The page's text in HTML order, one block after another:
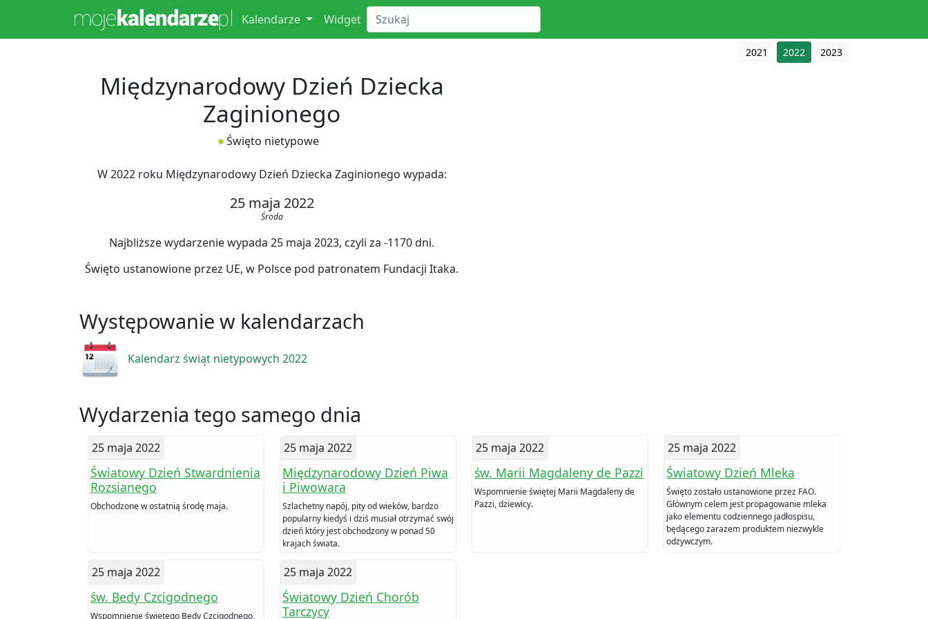
Kalendarze Widget
2021 2022 2023
Międzynarodowy Dzień Dziecka
Zaginionego
Święto nietypowe
W 2022 roku Międzynarodowy Dzień Dziecka Zaginionego wypada:
25 maja 2022
Środa
Najbliższe wydarzenie wypada 25 maja 2023, czyli za -1170 dni.
Święto ustanowione przez UE, w Polsce pod patronatem Fundacji Itaka.
Występowanie w kalendarzach
Kalendarz świąt nietypowych 2022
Wydarzenia tego samego dnia
25 maja 2022
Światowy Dzień Stwardnienia
Rozsianego
Obchodzone w ostatnią środę maja.
25 maja 2022
Międzynarodowy Dzień Piwa
i Piwowara
Szlachetny napój, pity od wieków, bardzo
popularny kiedyś i dziś musiał otrzymać swój
dzień który jest obchodzony w ponad 50
krajach świata.
25 maja 2022
św. Marii Magdaleny de Pazzi
Wspomnienie świętej Marii Magdaleny de
Pazzi, dziewicy.
25 maja 2022
Światowy Dzień Mleka
Święto zostało ustanowione przez FAO.
Głównym celem jest propagowanie mleka
jako elementu codziennego jadłospisu,
będącego zarazem produktem niezwykle
odżywczym.
25 maja 2022
św. Bedy Czcigodnego
Wspomnienie świętego Bedy Czcigodnego,
25 maja 2022
Światowy Dzień Chorób
Tarczycy